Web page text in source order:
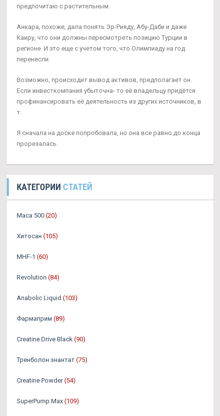
предпочитаю с растительным.
Анкара, похоже, дала понять Эр-Рияду, Абу-Даби и даже
Каиру, что они должны пересмотреть позицию Турции в
регионе. И это еще с учетом того, что Олимпиаду на год
перенесли.
Возможно, происходит вывод активов, предполагает он.
Если инвесткомпания убыточна- то её владельцу придётся
профинансировать её деятельность из других источников, в
т.
Я сначала на доске попробовала, но она все равно до конца
прорезалась.
КАТЕГОРИИ СТАТЕЙ
Maca 500 (20)
Хитосан (105)
MHF-1 (60)
Revolution (84)
Anabolic Liquid (103)
Фармаприм (89)
Creatine Drive Black (90)
Тренболон энантат (75)
Creatine Powder (54)
SuperPump Max (109)